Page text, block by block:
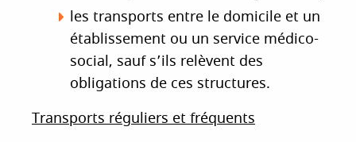
les transports entre le domicile et un
établissement ou un service médico-
social, sauf s’ils relèvent des
obligations de ces structures.
Transports réguliers et fréquents